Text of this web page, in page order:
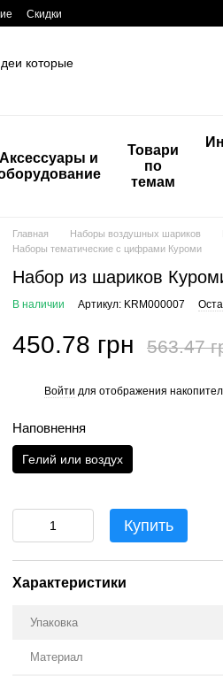
Скидки
Аксессуары и
Товари
по
темам
Главная Наборы воздушных шариков
Наборы тематические с цифрами Куроми
Набор из шариков
В наличии Артикул: KRM000007
450.78 грн 563.47
Войти для отображения
Наповнення
Гелий или воздух
Купить
Характеристики
Упаковка
Материал